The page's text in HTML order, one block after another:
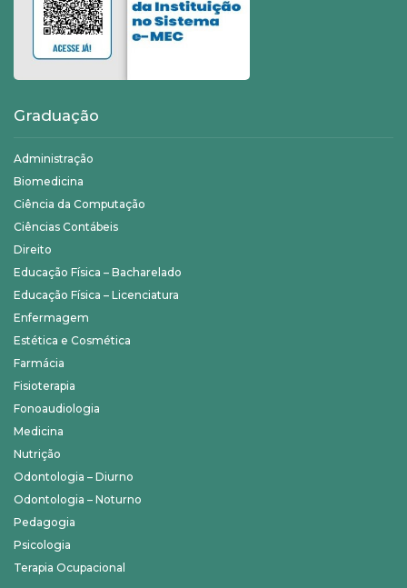
Graduação
Administração
Biomedicina
Ciência da Computação
Ciências Contábeis
Direito
Educação Física – Bacharelado
Educação Física – Licenciatura
Enfermagem
Estética e Cosmética
Farmácia
Fisioterapia
Fonoaudiologia
Medicina
Nutrição
Odontologia – Diurno
Odontologia – Noturno
Pedagogia
Psicologia
Terapia Ocupacional